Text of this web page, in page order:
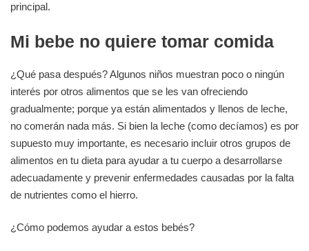
principal.
Mi bebe no quiere tomar comida
¿Qué pasa después? Algunos niños muestran poco o ningún
interés por otros alimentos que se les van ofreciendo
gradualmente; porque ya están alimentados y llenos de leche,
no comerán nada más. Si bien la leche (como decíamos) es por
supuesto muy importante, es necesario incluir otros grupos de
alimentos en tu dieta para ayudar a tu cuerpo a desarrollarse
adecuadamente y prevenir enfermedades causadas por la falta
de nutrientes como el hierro.
¿Cómo podemos ayudar a estos bebés?